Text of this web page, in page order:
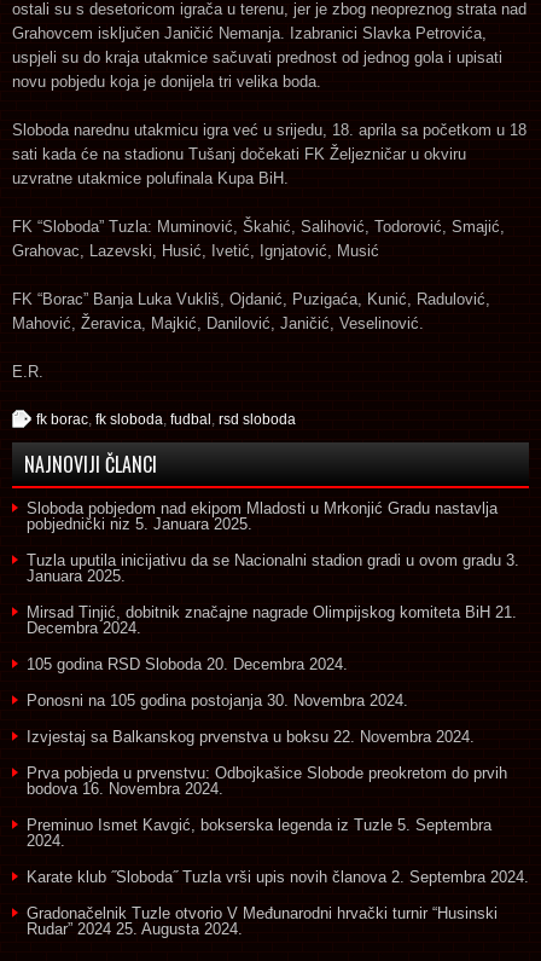
ostali su s desetoricom igrača u terenu, jer je zbog neopreznog strata nad
Grahovcem isključen Janičić Nemanja. Izabranici Slavka Petrovića,
uspjeli su do kraja utakmice sačuvati prednost od jednog gola i upisati
novu pobjedu koja je donijela tri velika boda.
Sloboda narednu utakmicu igra već u srijedu, 18. aprila sa početkom u 18
sati kada će na stadionu Tušanj dočekati FK Željezničar u okviru
uzvratne utakmice polufinala Kupa BiH.
FK “Sloboda” Tuzla: Muminović, Škahić, Salihović, Todorović, Smajić,
Grahovac, Lazevski, Husić, Ivetić, Ignjatović, Musić
FK “Borac” Banja Luka Vukliš, Ojdanić, Puzigaća, Kunić, Radulović,
Mahović, Žeravica, Majkić, Danilović, Janičić, Veselinović.
E.R.
fk borac fk sloboda fudbal rsd sloboda
NAJNOVIJI ČLANCI
Sloboda pobjedom nad ekipom Mladosti u Mrkonjić Gradu nastavlja
pobjednički niz 5. Januara 2025.
Tuzla uputila inicijativu da se Nacionalni stadion gradi u ovom gradu 3.
Januara 2025.
Mirsad Tinjić, dobitnik značajne nagrade Olimpijskog komiteta BiH 21.
Decembra 2024.
105 godina RSD Sloboda 20. Decembra 2024.
Ponosni na 105 godina postojanja 30. Novembra 2024.
Izvjestaj sa Balkanskog prvenstva u boksu 22. Novembra 2024.
Prva pobjeda u prvenstvu: Odbojkašice Slobode preokretom do prvih
bodova 16. Novembra 2024.
Preminuo Ismet Kavgić, bokserska legenda iz Tuzle 5. Septembra
2024.
Karate klub ˝Sloboda˝ Tuzla vrši upis novih članova 2. Septembra 2024.
Gradonačelnik Tuzle otvorio V Međunarodni hrvački turnir “Husinski
Rudar” 2024 25. Augusta 2024.